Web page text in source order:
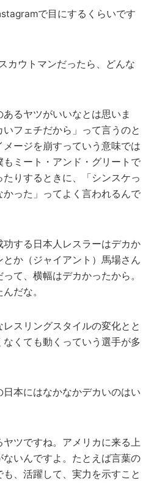
で目にするくらいです
ウトマンだったら、どんな
るヤツがいいなとは思いま
フェチだから」って言うのと
ージを崩すっていう意味では
ミート・アンド・グリートで
りするときに、「シンスケっ
った」ってよく言われるんで
する日本人レスラーはデカか
か（ジャイアント）馬場さん
て、横幅はデカかったから。
だな。
レスリングスタイルの変化とと
くても動くっていう選手が多
本にはなかなかデカいのはい
ツですね。アメリカに来る上
いんですよ。たとえば言葉の
、活躍して、実力を示すこと